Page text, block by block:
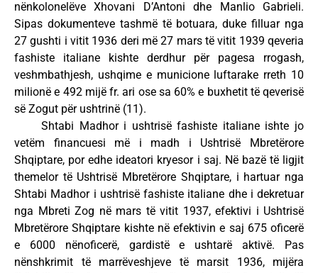
nënkolonelëve Xhovani D’Antoni dhe Manlio Gabrieli.
Sipas dokumenteve tashmë të botuara, duke filluar nga
27 gushti i vitit 1936 deri më 27 mars të vitit 1939 qeveria
fashiste italiane kishte derdhur për pagesa rrogash,
veshmbathjesh, ushqime e municione luftarake rreth 10
milionë e 492 mijë fr. ari ose sa 60% e buxhetit të qeverisë
së Zogut për ushtrinë (11).
Shtabi Madhor i ushtrisë fashiste italiane ishte jo
vetëm financuesi më i madh i Ushtrisë Mbretërore
Shqiptare, por edhe ideatori kryesor i saj. Në bazë të ligjit
themelor të Ushtrisë Mbretërore Shqiptare, i hartuar nga
Shtabi Madhor i ushtrisë fashiste italiane dhe i dekretuar
nga Mbreti Zog në mars të vitit 1937, efektivi i Ushtrisë
Mbretërore Shqiptare kishte në efektivin e saj 675 oficerë
e 6000 nënoficerë, gardistë e ushtarë aktivë. Pas
nënshkrimit të marrëveshjeve të marsit 1936, mijëra